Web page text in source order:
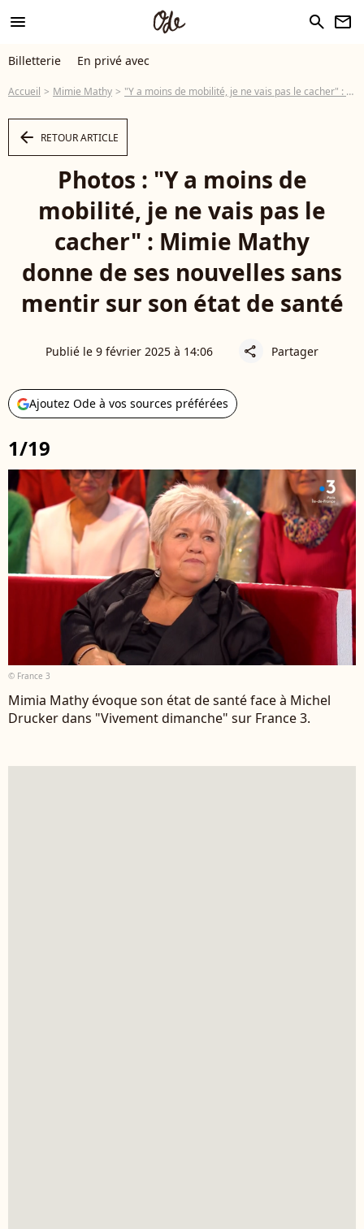
menu search newsletter
Billetterie En privé avec
Accueil Mimie Mathy "Y a moins de mobilité, je ne vais pas le cacher" : Mimie Mathy donne de ses nouvelles sans mentir sur son état de santé
arrow_left RETOUR ARTICLE
Photos : "Y a moins de
mobilité, je ne vais pas le
cacher" : Mimie Mathy
donne de ses nouvelles sans
mentir sur son état de santé
Publié le 9 février 2025 à 14:06 share Partager
Ajoutez Ode à vos sources préférées
1/19
© France 3
Mimia Mathy évoque son état de santé face à Michel
Drucker dans "Vivement dimanche" sur France 3.